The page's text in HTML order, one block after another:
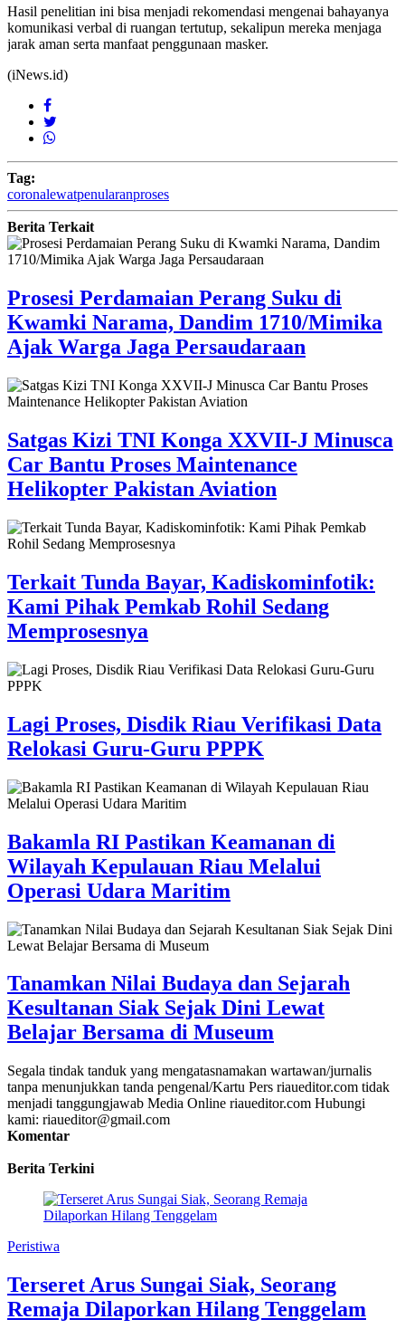
Hasil penelitian ini bisa menjadi rekomendasi mengenai bahayanya
komunikasi verbal di ruangan tertutup, sekalipun mereka menjaga
jarak aman serta manfaat penggunaan masker.
(iNews.id)
Tag:
coronalewatpenularanproses
Berita Terkait
Prosesi Perdamaian Perang Suku di
Kwamki Narama, Dandim 1710/Mimika
Ajak Warga Jaga Persaudaraan
Satgas Kizi TNI Konga XXVII-J Minusca
Car Bantu Proses Maintenance
Helikopter Pakistan Aviation
Terkait Tunda Bayar, Kadiskominfotik:
Kami Pihak Pemkab Rohil Sedang
Memprosesnya
Lagi Proses, Disdik Riau Verifikasi Data
Relokasi Guru-Guru PPPK
Bakamla RI Pastikan Keamanan di
Wilayah Kepulauan Riau Melalui
Operasi Udara Maritim
Tanamkan Nilai Budaya dan Sejarah
Kesultanan Siak Sejak Dini Lewat
Belajar Bersama di Museum
Segala tindak tanduk yang mengatasnamakan wartawan/jurnalis
tanpa menunjukkan tanda pengenal/Kartu Pers riaueditor.com tidak
menjadi tanggungjawab Media Online riaueditor.com Hubungi
kami: riaueditor@gmail.com
Komentar
Berita Terkini
Peristiwa
Terseret Arus Sungai Siak, Seorang
Remaja Dilaporkan Hilang Tenggelam